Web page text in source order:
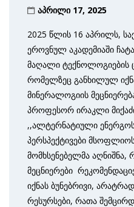
აპრილი 17, 2025
2025 წლის 16 აპრილს,
ეროვნულ აკადემიაში
მაღალი ტექნოლოგიების
რომელზეც განხილულ
მინერალოგიის
პროფესორ ირაკლი
,,ალტერნატიული
პერსპექტივები
მომხსენებელმა
მეცნიერები
იქნას ბუნებრივი,
რესურსები, რათა